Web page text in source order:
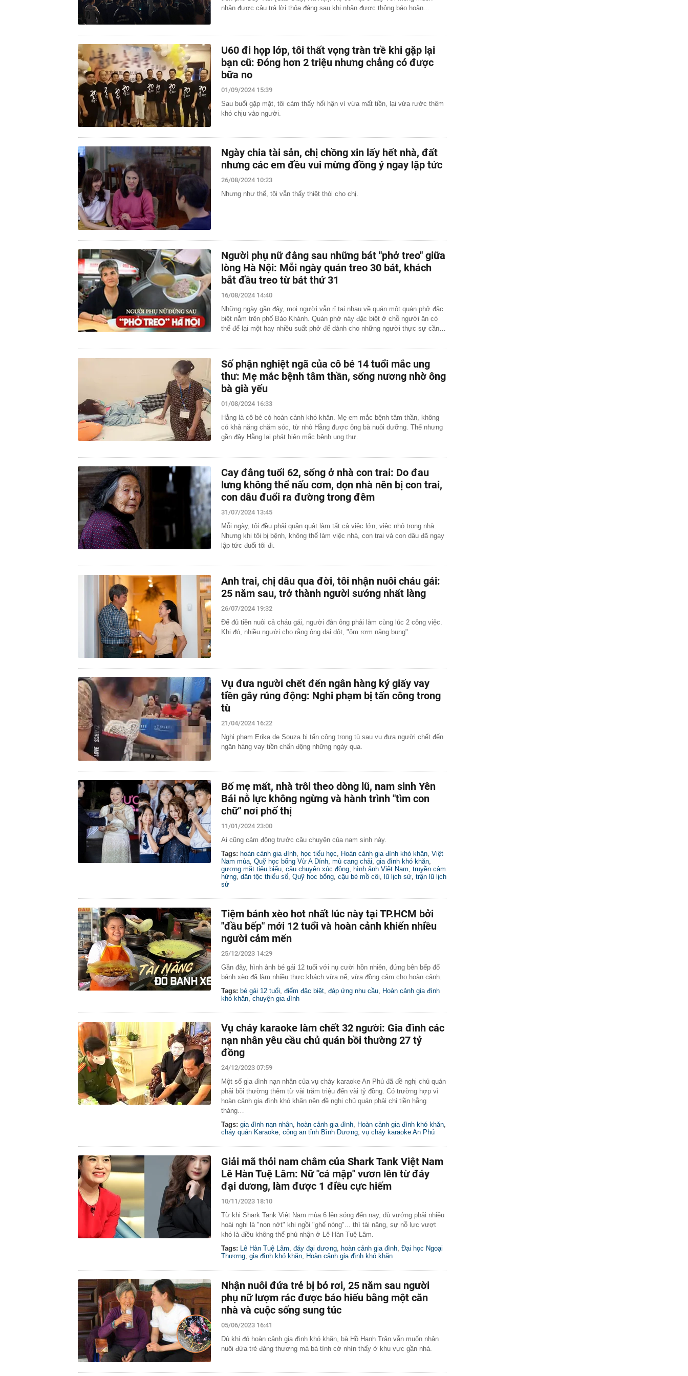
nhận được câu trả lời thỏa đáng sau khi nhận được thông báo hoãn…
U60 đi họp lớp, tôi thất vọng tràn trề khi gặp lại
bạn cũ: Đóng hơn 2 triệu nhưng chẳng có được
bữa no
01/09/2024 15:39
Sau buổi gặp mặt, tôi cảm thấy hối hận vì vừa mất tiền, lại vừa rước thêm
khó chịu vào người.
Ngày chia tài sản, chị chồng xin lấy hết nhà, đất
nhưng các em đều vui mừng đồng ý ngay lập tức
26/08/2024 10:23
Nhưng như thế, tôi vẫn thấy thiệt thòi cho chị.
Người phụ nữ đằng sau những bát "phở treo" giữa
lòng Hà Nội: Mỗi ngày quán treo 30 bát, khách
bắt đầu treo từ bát thứ 31
16/08/2024 14:40
Những ngày gần đây, mọi người vẫn rỉ tai nhau về quán một quán phở đặc
biệt nằm trên phố Bảo Khánh. Quán phở này đặc biệt ở chỗ người ăn có
thể để lại một hay nhiều suất phở để dành cho những người thực sự cần…
Số phận nghiệt ngã của cô bé 14 tuổi mắc ung
thư: Mẹ mắc bệnh tâm thần, sống nương nhờ ông
bà già yếu
01/08/2024 16:33
Hằng là cô bé có hoàn cảnh khó khăn. Mẹ em mắc bệnh tâm thần, không
có khả năng chăm sóc, từ nhỏ Hằng được ông bà nuôi dưỡng. Thế nhưng
gần đây Hằng lại phát hiện mắc bệnh ung thư.
Cay đắng tuổi 62, sống ở nhà con trai: Do đau
lưng không thể nấu cơm, dọn nhà nên bị con trai,
con dâu đuổi ra đường trong đêm
31/07/2024 13:45
Mỗi ngày, tôi đều phải quần quật làm tất cả việc lớn, việc nhỏ trong nhà.
Nhưng khi tôi bị bệnh, không thể làm việc nhà, con trai và con dâu đã ngay
lập tức đuổi tôi đi.
Anh trai, chị dâu qua đời, tôi nhận nuôi cháu gái:
25 năm sau, trở thành người sướng nhất làng
26/07/2024 19:32
Để đủ tiền nuôi cả cháu gái, người đàn ông phải làm cùng lúc 2 công việc.
Khi đó, nhiều người cho rằng ông dại dột, "ôm rơm nặng bụng".
Vụ đưa người chết đến ngân hàng ký giấy vay
tiền gây rúng động: Nghi phạm bị tấn công trong
tù
21/04/2024 16:22
Nghi phạm Erika de Souza bị tấn công trong tù sau vụ đưa người chết đến
ngân hàng vay tiền chấn động những ngày qua.
Bố mẹ mất, nhà trôi theo dòng lũ, nam sinh Yên
Bái nỗ lực không ngừng và hành trình "tìm con
chữ" nơi phố thị
11/01/2024 23:00
Ai cũng cảm động trước câu chuyện của nam sinh này.
Tags: hoàn cảnh gia đình học tiểu học Hoàn cảnh gia đình khó khăn Việt
Nam mùa Quỹ học bổng Vừ A Dính mù cang chải gia đình khó khăn
gương mặt tiêu biểu câu chuyện xúc động hình ảnh Việt Nam truyền cảm
hứng dân tộc thiểu số Quỹ học bổng cậu bé mồ côi lũ lịch sử trận lũ lịch
sử
Tiệm bánh xèo hot nhất lúc này tại TP.HCM bởi
"đầu bếp" mới 12 tuổi và hoàn cảnh khiến nhiều
người cảm mến
25/12/2023 14:29
Gần đây, hình ảnh bé gái 12 tuổi với nụ cười hồn nhiên, đứng bên bếp đổ
bánh xèo đã làm nhiều thực khách vừa nể, vừa đồng cảm cho hoàn cảnh.
Tags: bé gái 12 tuổi điểm đặc biệt đáp ứng nhu cầu Hoàn cảnh gia đình
khó khăn chuyện gia đình
Vụ cháy karaoke làm chết 32 người: Gia đình các
nạn nhân yêu cầu chủ quán bồi thường 27 tỷ
đồng
24/12/2023 07:59
Một số gia đình nạn nhân của vụ cháy karaoke An Phú đã đề nghị chủ quán
phải bồi thường thêm từ vài trăm triệu đến vài tỷ đồng. Có trường hợp vì
hoàn cảnh gia đình khó khăn nên đề nghị chủ quán phải chi tiền hằng
tháng…
Tags: gia đình nạn nhân hoàn cảnh gia đình Hoàn cảnh gia đình khó khăn
cháy quán Karaoke công an tỉnh Bình Dương vụ cháy karaoke An Phú
Giải mã thỏi nam châm của Shark Tank Việt Nam
Lê Hàn Tuệ Lâm: Nữ "cá mập" vươn lên từ đáy
đại dương, làm được 1 điều cực hiếm
10/11/2023 18:10
Từ khi Shark Tank Việt Nam mùa 6 lên sóng đến nay, dù vướng phải nhiều
hoài nghi là "non nớt" khi ngồi "ghế nóng"... thì tài năng, sự nỗ lực vượt
khó là điều không thể phủ nhận ở Lê Hàn Tuệ Lâm.
Tags: Lê Hàn Tuệ Lâm đáy đại dương hoàn cảnh gia đình Đại học Ngoại
Thương gia đình khó khăn Hoàn cảnh gia đình khó khăn
Nhận nuôi đứa trẻ bị bỏ rơi, 25 năm sau người
phụ nữ lượm rác được báo hiếu bằng một căn
nhà và cuộc sống sung túc
05/06/2023 16:41
Dù khi đó hoàn cảnh gia đình khó khăn, bà Hồ Hạnh Trân vẫn muốn nhận
nuôi đứa trẻ đáng thương mà bà tình cờ nhìn thấy ở khu vực gần nhà.